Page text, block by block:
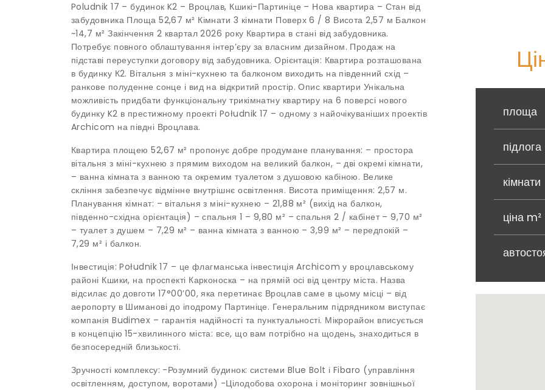
Poludnik 17 – будинок K2 – Вроцлав, Кшикі-Партиніце – Нова квартира – Стан від
забудовника Площа 52,67 м² Кімнати 3 кімнати Поверх 6 / 8 Висота 2,57 м Балкон
~14,7 м² Закінчення 2 квартал 2026 року Квартира в стані від забудовника.
Потребує повного облаштування інтер’єру за власним дизайном. Продаж на
підставі переуступки договору від забудовника. Орієнтація: Квартира розташована
в будинку К2. Вітальня з міні-кухнею та балконом виходить на південний схід –
ранкове полуденне сонце і вид на відкритий простір. Опис квартири Унікальна
можливість придбати функціональну трикімнатну квартиру на 6 поверсі нового
будинку K2 в престижному проекті Południk 17 – одному з найочікуваніших проектів
Archicom на півдні Вроцлава.
Квартира площею 52,67 м² пропонує добре продумане планування: – простора
вітальня з міні-кухнею з прямим виходом на великий балкон, – дві окремі кімнати,
– ванна кімната з ванною та окремим туалетом з душовою кабіною. Велике
скління забезпечує відмінне внутрішнє освітлення. Висота приміщення: 2,57 м.
Планування кімнат: – вітальня з міні-кухнею – 21,88 м² (вихід на балкон,
південно-східна орієнтація) – спальня 1 – 9,80 м² – спальня 2 / кабінет – 9,70 м²
– туалет з душем – 7,29 м² – ванна кімната з ванною – 3,99 м² – передпокій –
7,29 м² і балкон.
Інвестиція: Południk 17 – це флагманська інвестиція Archicom у вроцлавському
районі Кшики, на проспекті Карконоска – на прямій осі від центру міста. Назва
відсилає до довготи 17°00’00, яка перетинає Вроцлав саме в цьому місці – від
аеропорту в Шиманові до іподрому Партиніце. Генеральним підрядником виступає
компанія Budimex – гарантія надійності та пунктуальності. Мікрорайон вписується
в концепцію 15-хвилинного міста: все, що вам потрібно на щодень, знаходиться в
безпосередній близькості.
Зручності комплексу: -Розумний будинок: системи Blue Bolt і Fibaro (управління
освітленням, доступом, воротами) -Цілодобова охорона і моніторинг зовнішньої
площа
підлога
кімнати
ціна m²